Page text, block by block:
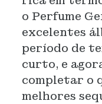
o Perfume
excelentes
período de
curto, e
completar o
melhores